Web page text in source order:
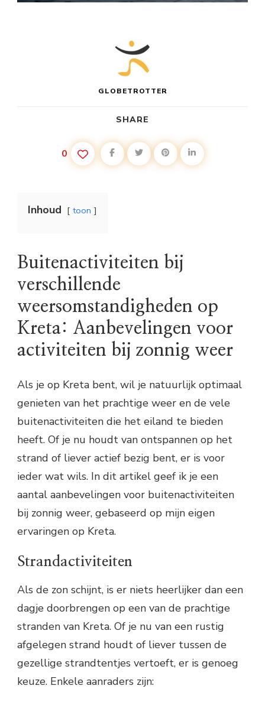
GLOBETROTTER
SHARE
0
Inhoud toon
Buitenactiviteiten bij
verschillende
weersomstandigheden op
Kreta: Aanbevelingen voor
activiteiten bij zonnig weer
Als je op Kreta bent, wil je natuurlijk optimaal
genieten van het prachtige weer en de vele
buitenactiviteiten die het eiland te bieden
heeft. Of je nu houdt van ontspannen op het
strand of liever actief bezig bent, er is voor
ieder wat wils. In dit artikel geef ik je een
aantal aanbevelingen voor buitenactiviteiten
bij zonnig weer, gebaseerd op mijn eigen
ervaringen op Kreta.
Strandactiviteiten
Als de zon schijnt, is er niets heerlijker dan een
dagje doorbrengen op een van de prachtige
stranden van Kreta. Of je nu van een rustig
afgelegen strand houdt of liever tussen de
gezellige strandtentjes vertoeft, er is genoeg
keuze. Enkele aanraders zijn: